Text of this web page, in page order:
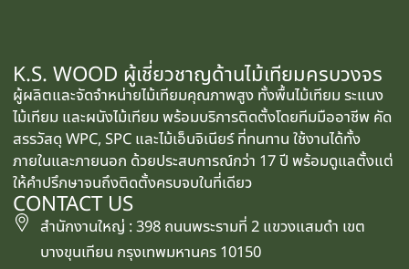
K.S. WOOD ผู้เชี่ยวชาญด้านไม้เทียมครบวงจร
ผู้ผลิตและจัดจำหน่ายไม้เทียมคุณภาพสูง ทั้งพื้นไม้เทียม ระแนง
ไม้เทียม และผนังไม้เทียม พร้อมบริการติดตั้งโดยทีมมืออาชีพ คัด
สรรวัสดุ WPC, SPC และไม้เอ็นจิเนียร์ ที่ทนทาน ใช้งานได้ทั้ง
ภายในและภายนอก ด้วยประสบการณ์กว่า 17 ปี พร้อมดูแลตั้งแต่
ให้คำปรึกษาจนถึงติดตั้งครบจบในที่เดียว
CONTACT US
สำนักงานใหญ่ : 398 ถนนพระรามที่ 2 แขวงแสมดำ เขต
บางขุนเทียน กรุงเทพมหานคร 10150